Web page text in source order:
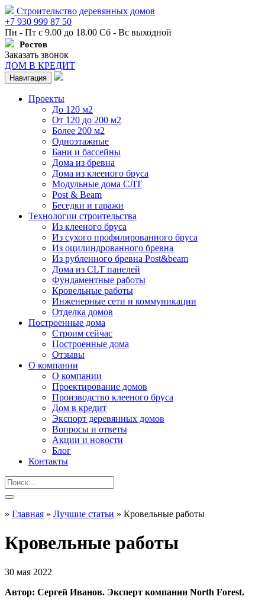
Строительство деревянных домов
+7 930 999 87 50
Пн - Пт с 9.00 до 18.00 Сб - Вс выходной
Ростов
Заказать звонок
ДОМ В КРЕДИТ
Навигация
Проекты
До 120 м2
От 120 до 200 м2
Более 200 м2
Одноэтажные
Бани и бассейны
Дома из бревна
Дома из клееного бруса
Модульные дома СЛТ
Post & Beam
Беседки и гаражи
Технологии строительства
Из клееного бруса
Из сухого профилированного бруса
Из оцилиндрованного бревна
Из рубленного бревна Post&beam
Дома из CLT панелей
Фундаментные работы
Кровельные работы
Инженерные сети и коммуникации
Отделка домов
Построенные дома
Строим сейчас
Построенные дома
Отзывы
О компании
О компании
Проектирование домов
Производство клееного бруса
Дом в кредит
Экспорт деревянных домов
Вопросы и ответы
Акции и новости
Блог
Контакты
» Главная » Лучшие статьи » Кровельные работы
Кровельные работы
30 мая 2022
Автор: Сергей Иванов. Эксперт компании North Forest.